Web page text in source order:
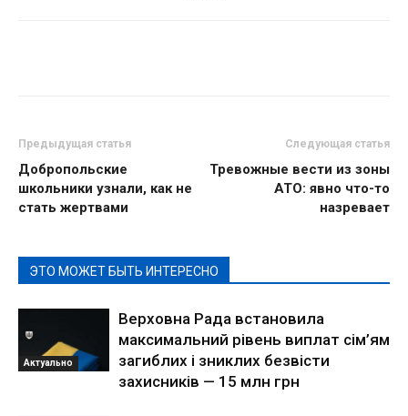
Предыдущая статья
Добропольские
школьники узнали, как не
стать жертвами
Следующая статья
Тревожные вести из зоны
АТО: явно что-то
назревает
ЭТО МОЖЕТ БЫТЬ ИНТЕРЕСНО
Актуально
Верховна Рада встановила
максимальний рівень виплат сім’ям
загиблих і зниклих безвісти
захисників — 15 млн грн